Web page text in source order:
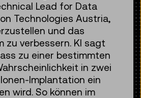
Lead for Data
Technologies Austria,
und das
zu verbessern. KI sagt
zu einer bestimmten
in zwei
Implantation ein
wird. So können im